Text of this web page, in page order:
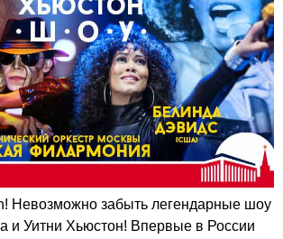
Невозможно забыть легендарные шоу
и Уитни Хьюстон! Впервые в России